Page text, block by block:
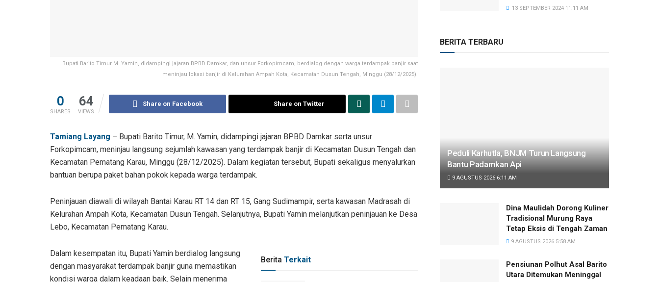
Bupati Barito Timur M. Yamin, didampingi jajaran BPBD Damkar, dan unsur Forkopimcam, berdialog dengan warga terdampak banjir saat
meninjau lokasi banjir di Kelurahan Ampah Kota, Kecamatan Dusun Tengah, Minggu (28/12/2025).
0
SHARES
64
VIEWS
Share on Facebook Share on Twitter
Tamiang Layang – Bupati Barito Timur, M. Yamin, didampingi jajaran BPBD Damkar serta unsur
Forkopimcam, meninjau langsung sejumlah kawasan yang terdampak banjir di Kecamatan Dusun Tengah dan
Kecamatan Pematang Karau, Minggu (28/12/2025). Dalam kegiatan tersebut, Bupati sekaligus menyalurkan
bantuan berupa paket bahan pokok kepada warga terdampak.
Peninjauan diawali di wilayah Bantai Karau RT 14 dan RT 15, Gang Sudimampir, serta kawasan Madrasah di
Kelurahan Ampah Kota, Kecamatan Dusun Tengah. Selanjutnya, Bupati Yamin melanjutkan peninjauan ke Desa
Lebo, Kecamatan Pematang Karau.
Berita Terkait
Dalam kesempatan itu, Bupati Yamin berdialog langsung
dengan masyarakat terdampak banjir guna memastikan
kondisi warga dalam keadaan baik. Selain menerima
13 SEPTEMBER 2024 11:11 AM
BERITA TERBARU
Peduli Karhutla, BNJM Turun Langsung
Bantu Padamkan Api
9 AGUSTUS 2026 6:11 AM
Dina Maulidah Dorong Kuliner
Tradisional Murung Raya
Tetap Eksis di Tengah Zaman
9 AGUSTUS 2026 5:58 AM
Pensiunan Polhut Asal Barito
Utara Ditemukan Meninggal